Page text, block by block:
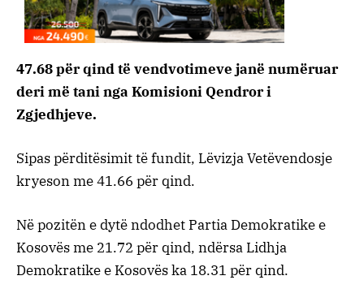
47.68 për qind të vendvotimeve janë numëruar
deri më tani nga Komisioni Qendror i
Zgjedhjeve.
Sipas përditësimit të fundit, Lëvizja Vetëvendosje
kryeson me 41.66 për qind.
Në pozitën e dytë ndodhet Partia Demokratike e
Kosovës me 21.72 për qind, ndërsa Lidhja
Demokratike e Kosovës ka 18.31 për qind.